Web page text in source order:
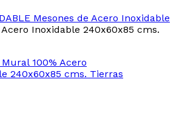
Mesones de Acero Inoxidable
Inoxidable 240x60x85 cms.